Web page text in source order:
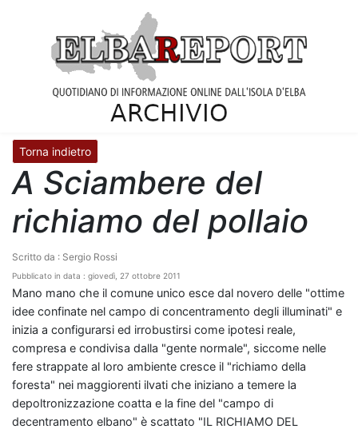
Torna indietro
A Sciambere del
richiamo del pollaio
Scritto da : Sergio Rossi
Pubblicato in data : giovedì, 27 ottobre 2011
Mano mano che il comune unico esce dal novero delle "ottime
idee confinate nel campo di concentramento degli illuminati" e
inizia a configurarsi ed irrobustirsi come ipotesi reale,
compresa e condivisa dalla "gente normale", siccome nelle
fere strappate al loro ambiente cresce il "richiamo della
foresta" nei maggiorenti ilvati che iniziano a temere la
depoltronizzazione coatta e la fine del "campo di
decentramento elbano" è scattato "IL RICHIAMO DEL